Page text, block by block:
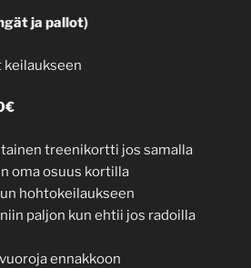
ja pallot)
treenikortti jos samalla
oma osuus kortilla
hohtokeilaukseen
paljon kun ehtii jos radoilla
ennakkoon